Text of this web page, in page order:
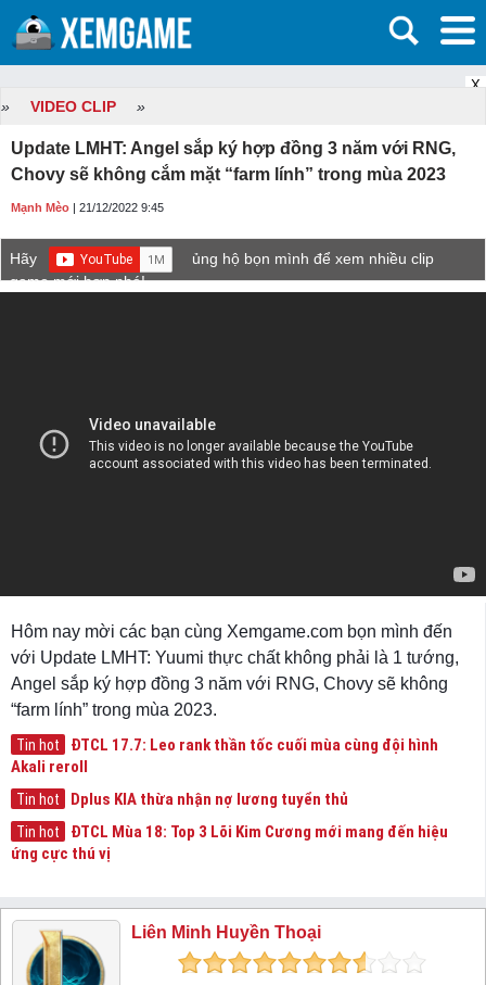
X
» VIDEO CLIP »
Update LMHT: Angel sắp ký hợp đồng 3 năm với RNG,
Chovy sẽ không cắm mặt “farm lính” trong mùa 2023
Mạnh Mèo | 21/12/2022 9:45
Hãy
ủng hộ bọn mình để xem nhiều clip
game mới hơn nhé!
Hôm nay mời các bạn cùng Xemgame.com bọn mình đến
với Update LMHT: Yuumi thực chất không phải là 1 tướng,
Angel sắp ký hợp đồng 3 năm với RNG, Chovy sẽ không
“farm lính” trong mùa 2023.
Tin hot
ĐTCL 17.7: Leo rank thần tốc cuối mùa cùng đội hình
Akali reroll
Tin hot Dplus KIA thừa nhận nợ lương tuyển thủ
Tin hot
ĐTCL Mùa 18: Top 3 Lõi Kim Cương mới mang đến hiệu
ứng cực thú vị
Liên Minh Huyền Thoại